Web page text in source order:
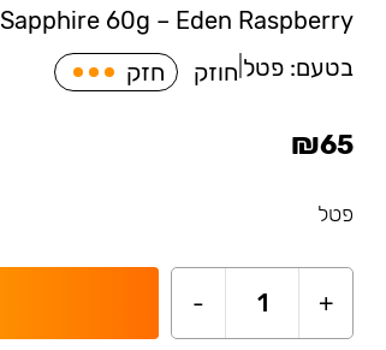
Sapphire 60g – Eden Raspberry
בטעם: פטל חוזק חזק
₪65
פטל
+
1
-